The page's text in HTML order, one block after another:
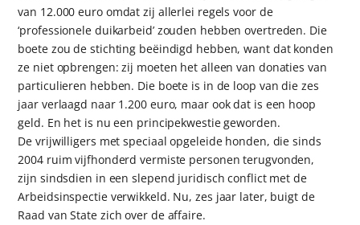
van 12.000 euro omdat zij allerlei regels voor de
‘professionele duikarbeid’ zouden hebben overtreden. Die
boete zou de stichting beëindigd hebben, want dat konden
ze niet opbrengen: zij moeten het alleen van donaties van
particulieren hebben. Die boete is in de loop van die zes
jaar verlaagd naar 1.200 euro, maar ook dat is een hoop
geld. En het is nu een principekwestie geworden.
De vrijwilligers met speciaal opgeleide honden, die sinds
2004 ruim vijfhonderd vermiste personen terugvonden,
zijn sindsdien in een slepend juridisch conflict met de
Arbeidsinspectie verwikkeld. Nu, zes jaar later, buigt de
Raad van State zich over de affaire.